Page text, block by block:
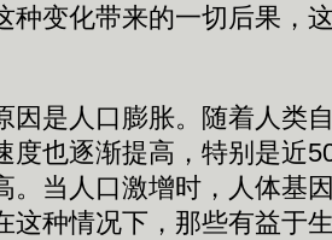
种变化带来的一切后果，
是人口膨胀。随着人类
度也逐渐提高，特别是近
。当人口激增时，人体基
这种情况下，那些有益于